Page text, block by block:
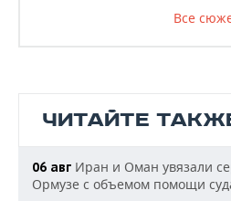
Все
ЧИТАЙТЕ
06 авг Иран и Оман увязали
Ормузе с объемом помощи